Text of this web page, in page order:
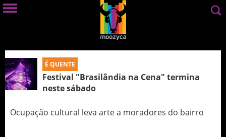
É QUENTE
Festival "Brasilândia na Cena" termina
neste sábado
Ocupação cultural leva arte a moradores do bairro